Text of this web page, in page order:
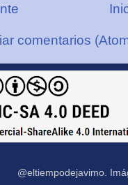
comentarios
@eltiempodejavimo.